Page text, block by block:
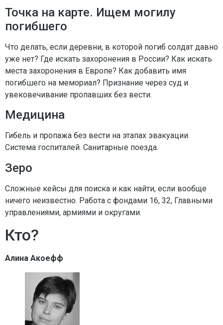
Точка на карте. Ищем могилу
погибшего
Что делать, если деревни, в которой погиб солдат давно
уже нет? Где искать захоронения в России? Как искать
места захоронения в Европе? Как добавить имя
погибшего на мемориал? Признание через суд и
увековечивание пропавших без вести.
Медицина
Гибель и пропажа без вести на этапах эвакуации.
Система госпиталей. Санитарные поезда.
Зеро
Сложные кейсы для поиска и как найти, если вообще
ничего неизвестно. Работа с фондами 16, 32, Главными
управлениями, армиями и округами.
Кто?
Алина Акоефф